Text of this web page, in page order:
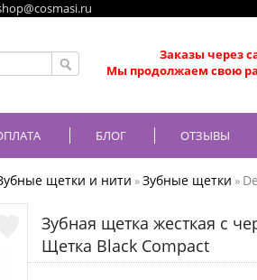
Заказы через
Мы продолжаем свою
БЛОГ ОТЗЫВЫ
щетки и нити »Зубные щетки »
Зубная щетка жесткая с
Щетка Black Compact